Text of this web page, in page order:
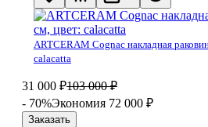
ARTCERAM Cognac накладная
calacatta
31 000 ₽103 000 ₽
- 70%Экономия 72 000 ₽
Заказать